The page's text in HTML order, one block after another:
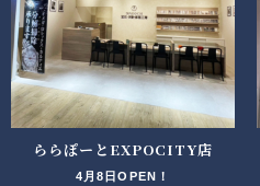
ららぽーとEXPOCITY店
4月8日OPEN！